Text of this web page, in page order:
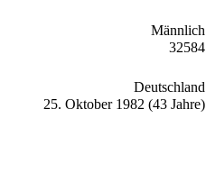
Männlich
32584
Deutschland
25. Oktober 1982 (43 Jahre)